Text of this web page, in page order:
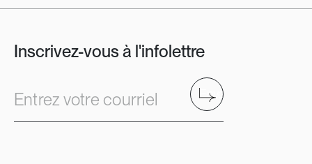
Inscrivez-vous à l'infolettre
Entrez votre courriel Envoyer